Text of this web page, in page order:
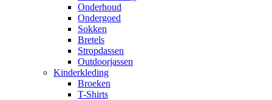
Onderhoud
Ondergoed
Sokken
Bretels
Stropdassen
Outdoorjassen
Kinderkleding
Broeken
T-Shirts